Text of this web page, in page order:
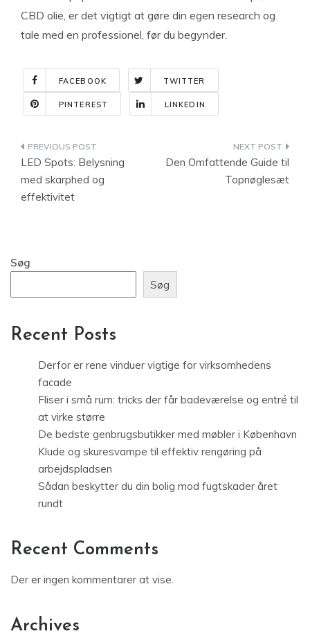
CBD olie, er det vigtigt at gøre din egen research og
tale med en professionel, før du begynder.
FACEBOOK TWITTER
PINTEREST LINKEDIN
Indlægsnavigation
LED Spots: Belysning
med skarphed og
effektivitet
Den Omfattende Guide til
Topnøglesæt
Søg
Søg
Recent Posts
Derfor er rene vinduer vigtige for virksomhedens
facade
Fliser i små rum: tricks der får badeværelse og entré til
at virke større
De bedste genbrugsbutikker med møbler i København
Klude og skuresvampe til effektiv rengøring på
arbejdspladsen
Sådan beskytter du din bolig mod fugtskader året
rundt
Recent Comments
Der er ingen kommentarer at vise.
Archives